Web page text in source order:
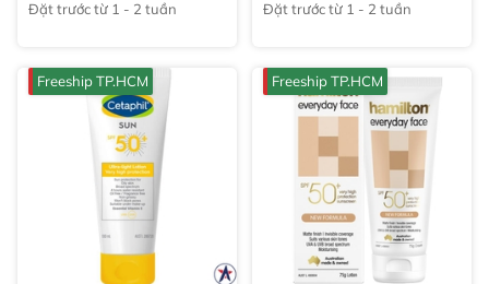
Đặt trước từ 1 - 2 tuần
Đặt trước từ 1 - 2 tuần
Freeship TP.HCM Freeship TP.HCM